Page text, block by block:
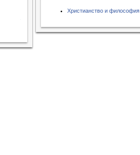
Христианство и философия